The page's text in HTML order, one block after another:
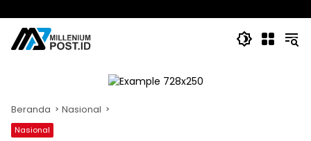
Beranda Nasional
Nasional